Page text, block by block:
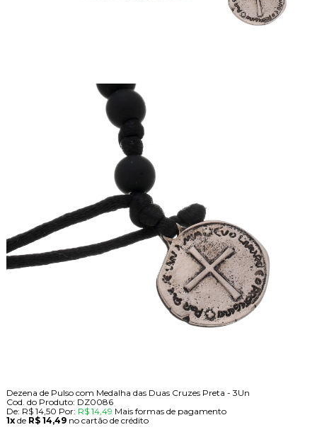
Dezena de Pulso com Medalha das Duas Cruzes Preta - 3Un
Cod. do Produto: DZ0086
De: R$ 14,50 Por: R$ 14,49 Mais formas de pagamento
1xde R$ 14,49 no cartão de crédito